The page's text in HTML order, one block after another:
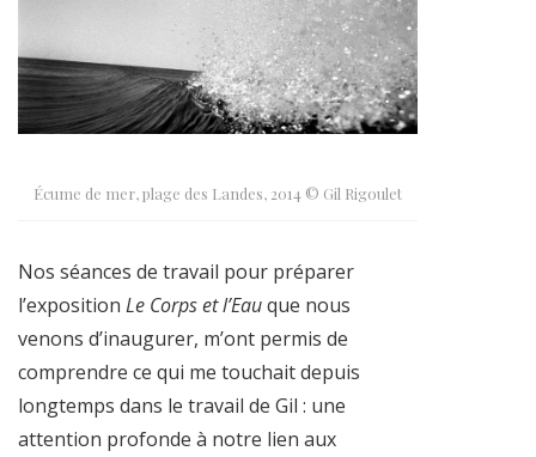
Écume de mer, plage des Landes, 2014 © Gil Rigoulet
Nos séances de travail pour préparer
l’exposition Le Corps et l’Eauque nous
venons d’inaugurer, m’ont permis de
comprendre ce qui me touchait depuis
longtemps dans le travail de Gil : une
attention profonde à notre lien aux